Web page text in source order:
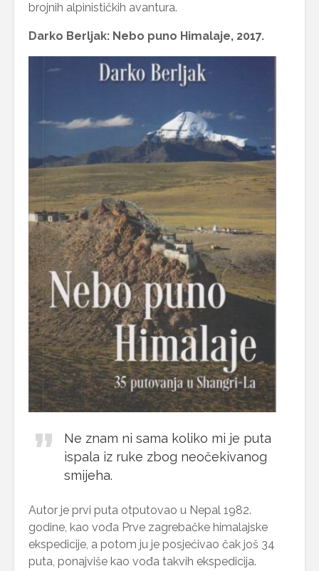
brojnih alpinističkih avantura.
Darko Berljak: Nebo puno Himalaje, 2017.
Ne znam ni sama koliko mi je puta
ispala iz ruke zbog neočekivanog
smijeha.
Autor je prvi puta otputovao u Nepal 1982.
godine, kao vođa Prve zagrebačke himalajske
ekspedicije, a potom ju je posjećivao čak još 34
puta, ponajviše kao vođa takvih ekspedicija.